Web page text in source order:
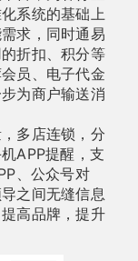
系统的基础上
求，同时通易
折扣、积分等
员、电子代金
为商户输送消
多店连锁，分
APP提醒，支
、公众号对
之间无缝信息
高品牌，提升